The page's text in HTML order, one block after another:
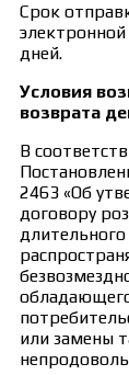
Срок
дней.
Условия
возврата
В
2463 «Об
договору
или замены